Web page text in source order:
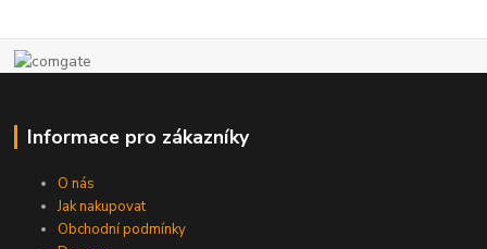
Informace pro zákazníky
O nás
Jak nakupovat
Obchodní podmínky